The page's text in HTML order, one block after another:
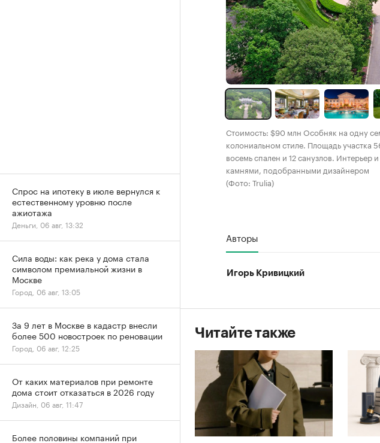
Стоимость: $90 млн Особняк на одну
колониальном стиле. Площадь участка
восемь спален и 12 санузлов.
камнями, подобранными дизайнером
(Фото: Trulia)
Авторы
Игорь Кривицкий
Читайте также
Спрос на ипотеку в июле вернулся к
естественному уровню после
ажиотажа
Деньги, 06 авг, 13:32
Сила воды: как река у дома стала
символом премиальной жизни в
Москве
Город, 06 авг, 13:05
За 9 лет в Москве в кадастр внесли
более 500 новостроек по реновации
Город, 06 авг, 12:25
От каких материалов при ремонте
дома стоит отказаться в 2026 году
Дизайн, 06 авг, 11:47
Более половины компаний при